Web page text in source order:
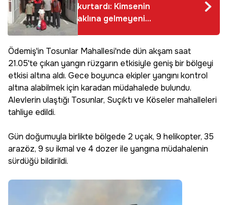
kurtardı: Kimsenin
aklına gelmeyeni
Ödemiş'in Tosunlar Mahallesi'nde dün akşam saat
21.05'te çıkan yangın rüzgarın etkisiyle geniş bir bölgeyi
etkisi altına aldı. Gece boyunca ekipler yangını kontrol
altına alabilmek için karadan müdahalede bulundu.
Alevlerin ulaştığı Tosunlar, Suçıktı ve Köseler mahalleleri
tahliye edildi.
Gün doğumuyla birlikte bölgede 2 uçak, 9 helikopter, 35
arazöz, 9 su ikmal ve 4 dozer ile yangına müdahalenin
sürdüğü bildirildi.